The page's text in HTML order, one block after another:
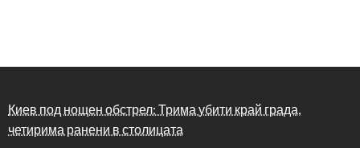
Киев под нощен обстрел: Трима убити край града,
четирима ранени в столицата